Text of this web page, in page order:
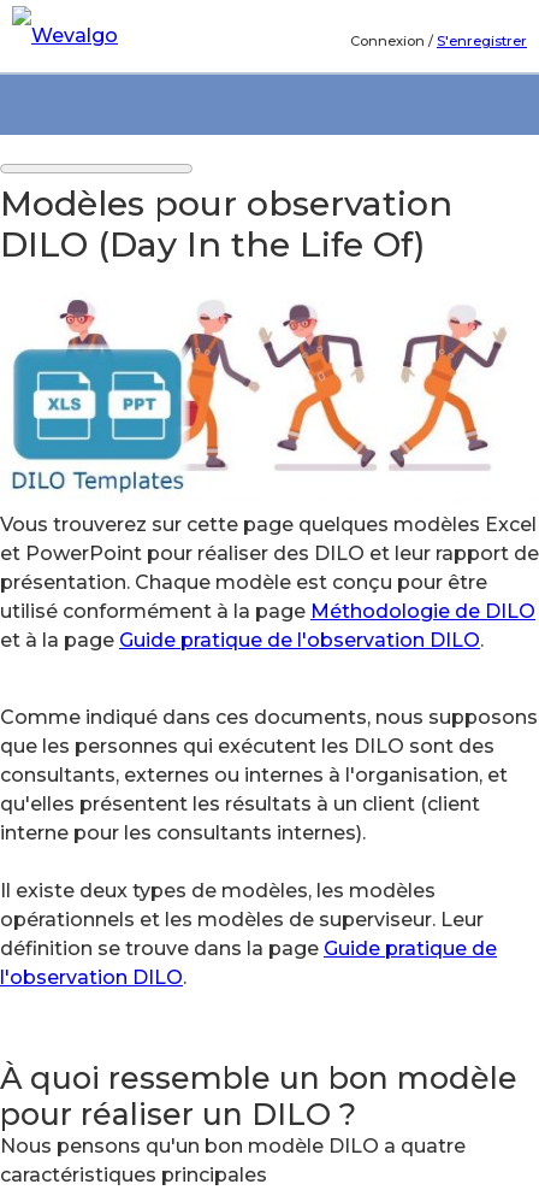
Connexion /S'enregistrer
Modèles pour observation
DILO (Day In the Life Of)
Vous trouverez sur cette page quelques modèles Excel
et PowerPoint pour réaliser des DILO et leur rapport de
présentation. Chaque modèle est conçu pour être
utilisé conformément à la page Méthodologie de DILO
et à la page Guide pratique de l'observation DILO.
Comme indiqué dans ces documents, nous supposons
que les personnes qui exécutent les DILO sont des
consultants, externes ou internes à l'organisation, et
qu'elles présentent les résultats à un client (client
interne pour les consultants internes).
Il existe deux types de modèles, les modèles
opérationnels et les modèles de superviseur. Leur
définition se trouve dans la page Guide pratique de
l'observation DILO.
À quoi ressemble un bon modèle
pour réaliser un DILO ?
Nous pensons qu'un bon modèle DILO a quatre
caractéristiques principales